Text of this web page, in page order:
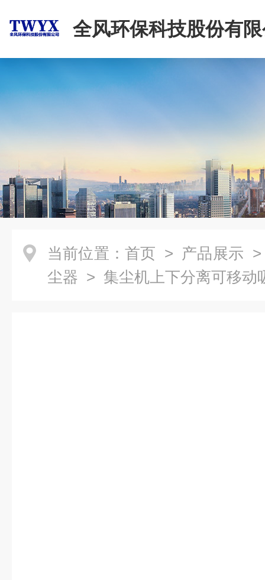
全风环保科技股份有
当前位置： 首页 > 产品展示
尘器 > 集尘机上下分离可移动